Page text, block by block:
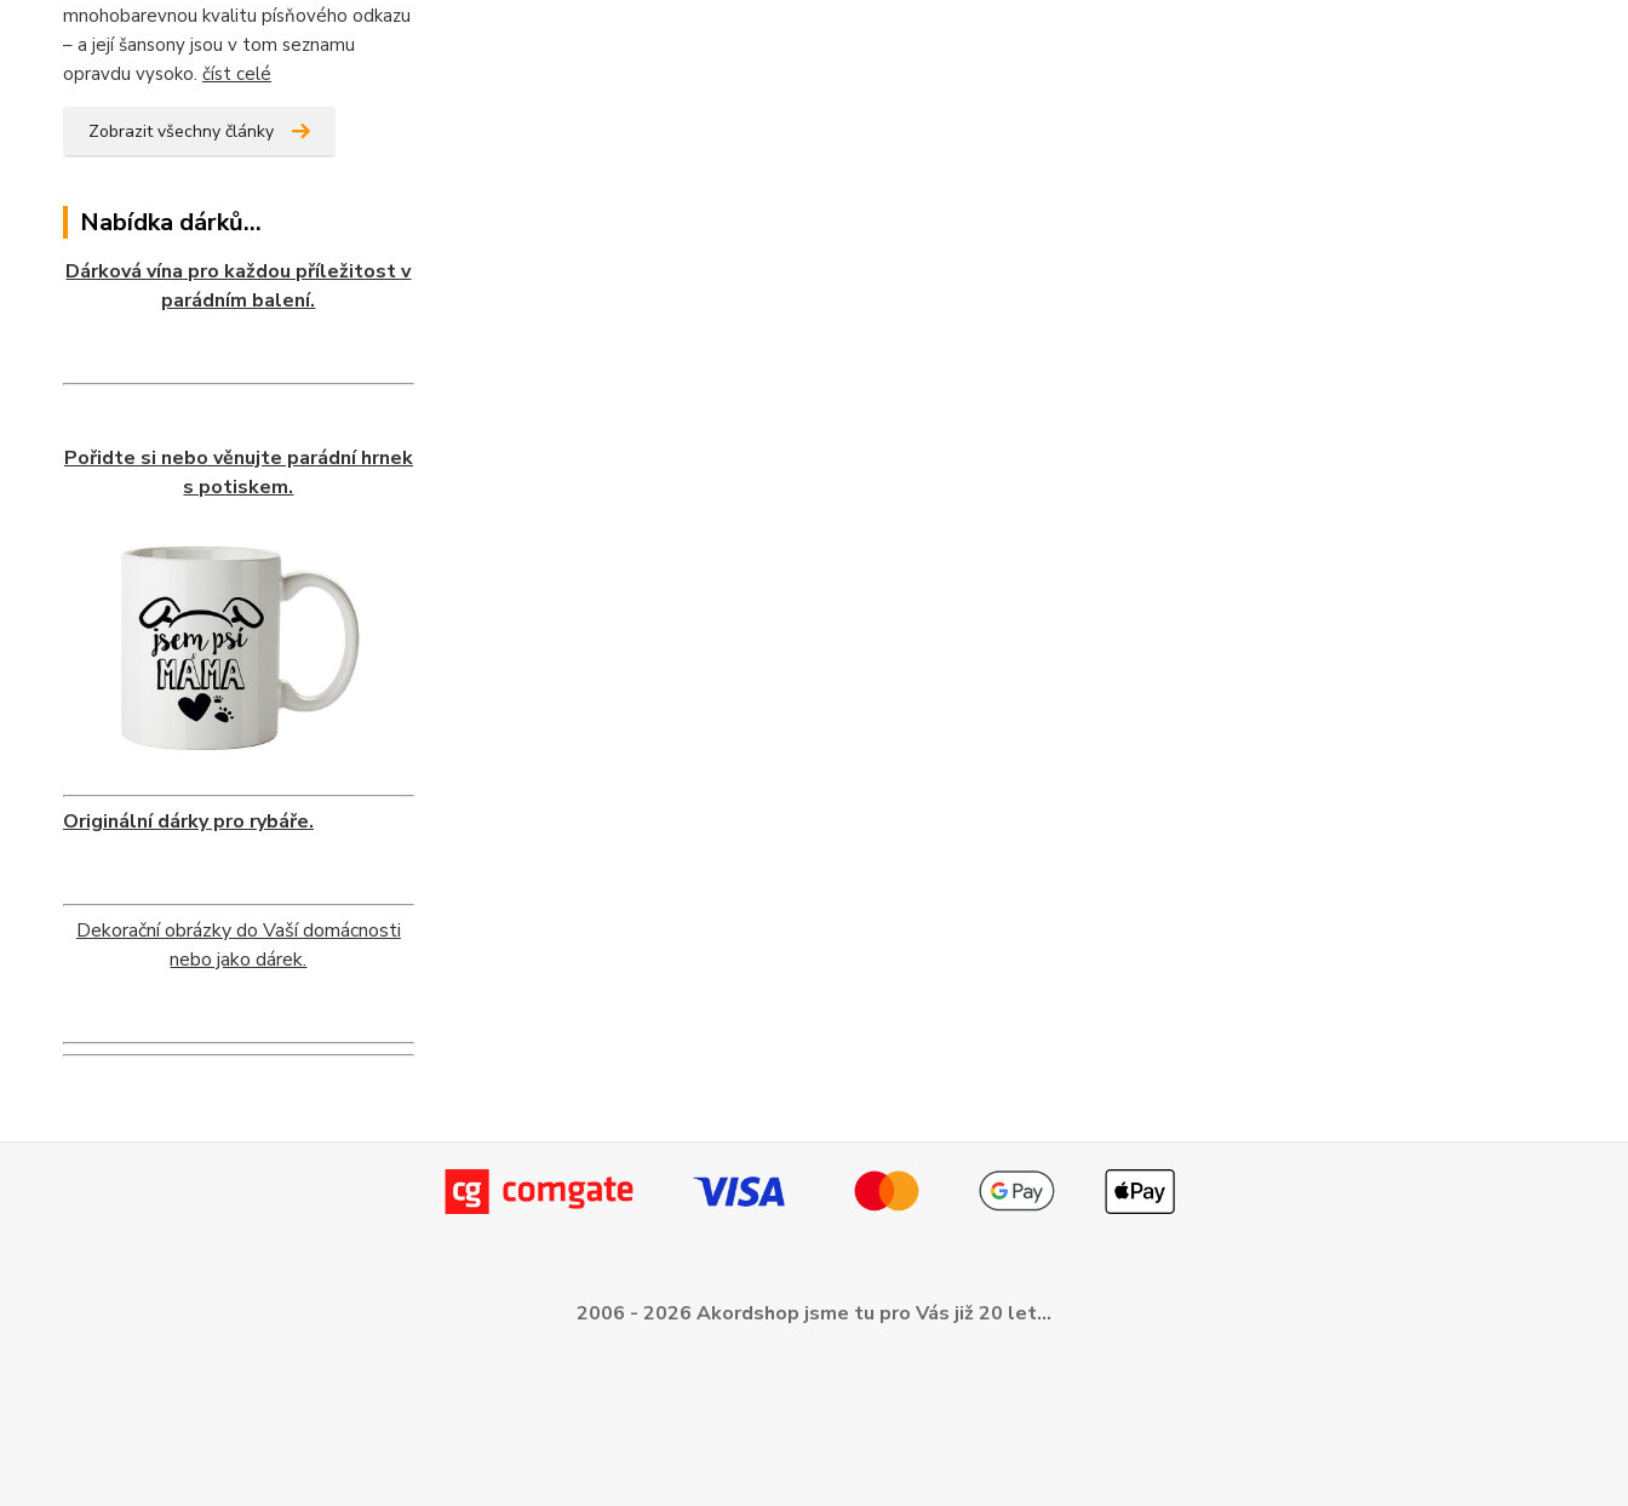
mnohobarevnou kvalitu písňového odkazu
– a její šansony jsou v tom seznamu
opravdu vysoko. číst celé
Zobrazit všechny články
Nabídka dárků...
Dárková vína pro každou příležitost v
parádním balení.
Pořidte si nebo věnujte parádní hrnek
s potiskem.
Originální dárky pro rybáře.
Dekorační obrázky do Vaší domácnosti
nebo jako dárek.
2006 - 2026 Akordshop jsme tu pro Vás již 20 let...